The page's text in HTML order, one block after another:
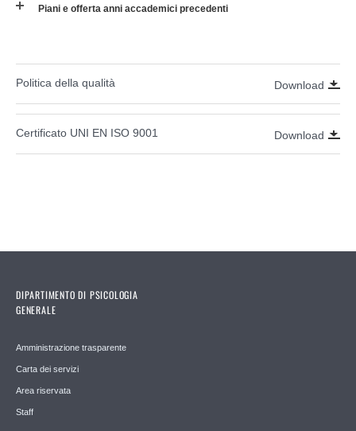
Piani e offerta anni accademici precedenti
Politica della qualità Download
Certificato UNI EN ISO 9001 Download
DIPARTIMENTO DI PSICOLOGIA
GENERALE
Amministrazione trasparente
Carta dei servizi
Area riservata
Staff